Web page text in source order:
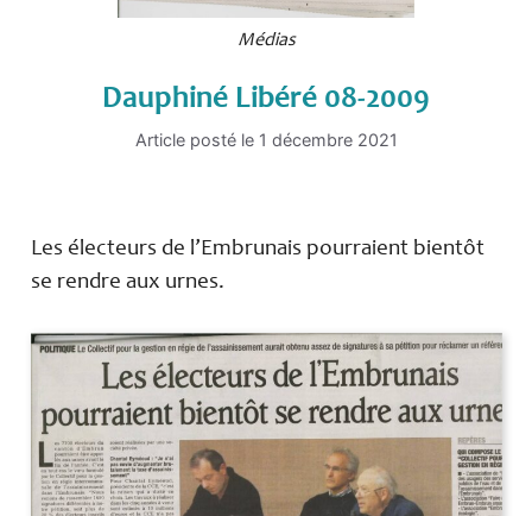
Médias
Dauphiné Libéré 08-2009
Article posté le 1 décembre 2021
Les électeurs de l’Embrunais pourraient bientôt
se rendre aux urnes.